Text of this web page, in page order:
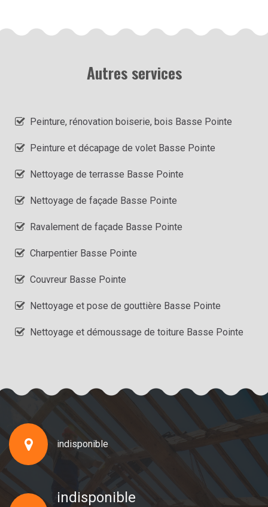
Autres services
Peinture, rénovation boiserie, bois Basse Pointe
Peinture et décapage de volet Basse Pointe
Nettoyage de terrasse Basse Pointe
Nettoyage de façade Basse Pointe
Ravalement de façade Basse Pointe
Charpentier Basse Pointe
Couvreur Basse Pointe
Nettoyage et pose de gouttière Basse Pointe
Nettoyage et démoussage de toiture Basse Pointe
indisponible
indisponible